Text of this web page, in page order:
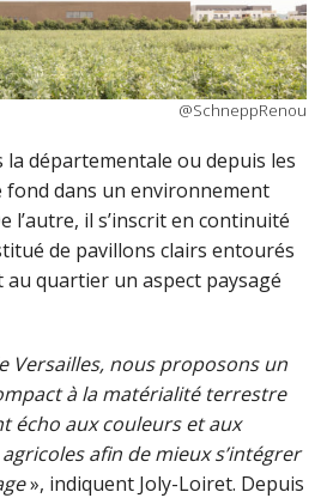
@SchneppRenou
la départementale ou depuis les
fond dans un environnement
l’autre, il s’inscrit en continuité
de pavillons clairs entourés
quartier un aspect paysagé
Versailles, nous proposons un
à la matérialité terrestre
écho aux couleurs et aux
afin de mieux s’intégrer
», indiquent Joly-Loiret. Depuis